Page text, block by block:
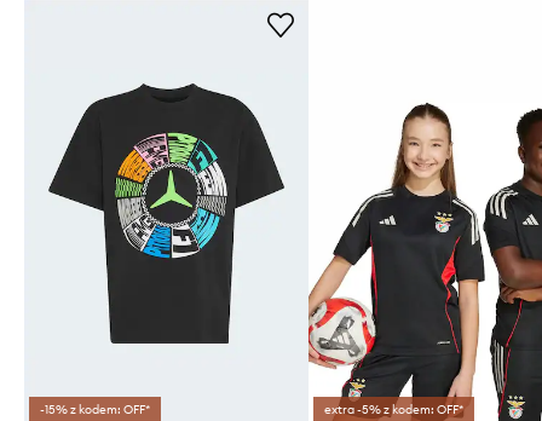
-15% z kodem: OFF* extra -5% z kodem: OFF*